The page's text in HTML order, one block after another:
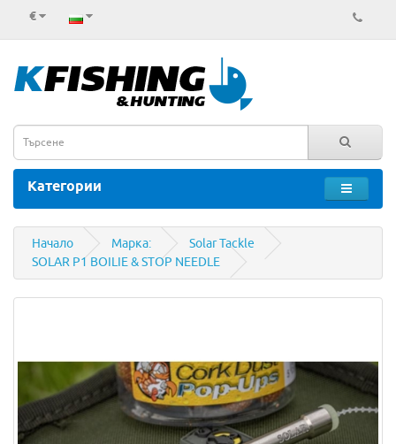
€
Категории
Начало Марка:
Solar Tackle
SOLAR P1 BOILIE & STOP NEEDLE